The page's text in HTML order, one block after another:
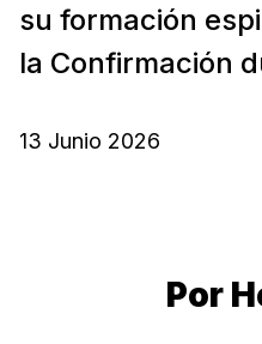
su formación
la Confirmación
13 Junio 2026
Por